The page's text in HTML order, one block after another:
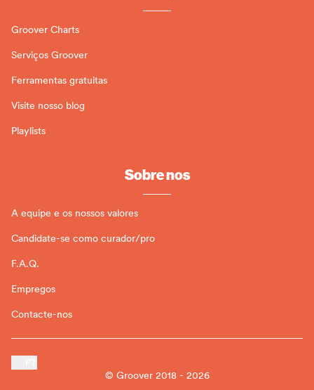
Groover Charts
Serviços Groover
Ferramentas gratuitas
Visite nosso blog
Playlists
Sobre nos
A equipe e os nossos valores
Candidate-se como curador/pro
F.A.Q.
Empregos
Contacte-nos
© Groover 2018 - 2026